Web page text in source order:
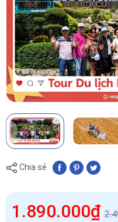
Chia sẻ
1.890.000₫